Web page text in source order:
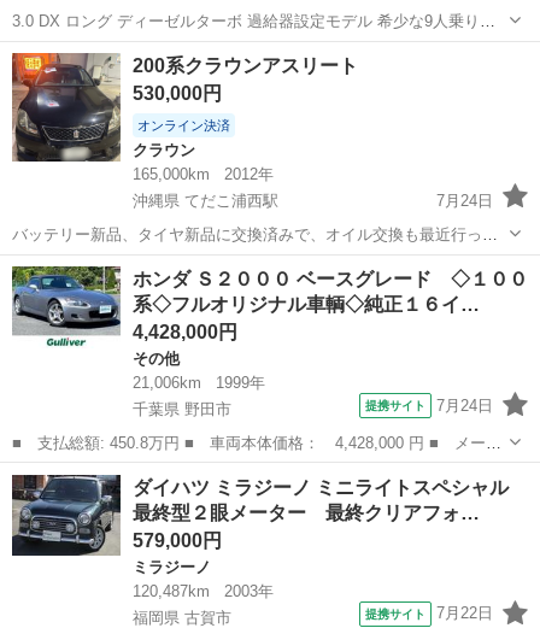
3.0 DX ロング ディーゼルターボ 過給器設定モデル 希少な9人乗りの
ディーゼルのハイエースです。 年式も、走行距離もまだまだ長く乗れ
ます。 仕事の規模を縮小する為手放します。 3列シート 昨年タイヤ4
本（国産TOY...
沖縄 那覇市 おもろまち駅 ハイエース
200系クラウンアスリート
530,000円
オンライン決済
クラウン
165,000km
2012年
沖縄県 てだこ浦西駅
7月24日
バッテリー新品、タイヤ新品に交換済みで、オイル交換も最近行って
います。3色切り替えLEDフォグ、車高調も装着済みです。メンテナン
スをしっかりしており、現在も調子良く走っています。現車確認も可
能ですので、気になる方はお気軽にお...
沖縄 中頭郡 てだこ浦西駅
ホンダ Ｓ２０００ ベースグレード ◇１００
系◇フルオリジナル車輌◇純正１６イ…
4,428,000円
その他
21,006km
1999年
千葉県 野田市
提携サイト 7月24日
■ 支払総額: 450.8万円 ■ 車両本体価格： 4,428,000 円 ■ メーカ
ー名： ホンダ ■ 車種名： Ｓ２０００ ■ グレード名： ベース
グレード ◇１００系◇フルオリジナル車輌◇純正１６インチＡＷ◇
ブラック...
千葉 野田市 その他
ダイハツ ミラジーノ ミニライトスペシャル
最終型２眼メーター 最終クリアフォ…
579,000円
ミラジーノ
120,487km
2003年
福岡県 古賀市
提携サイト 7月22日